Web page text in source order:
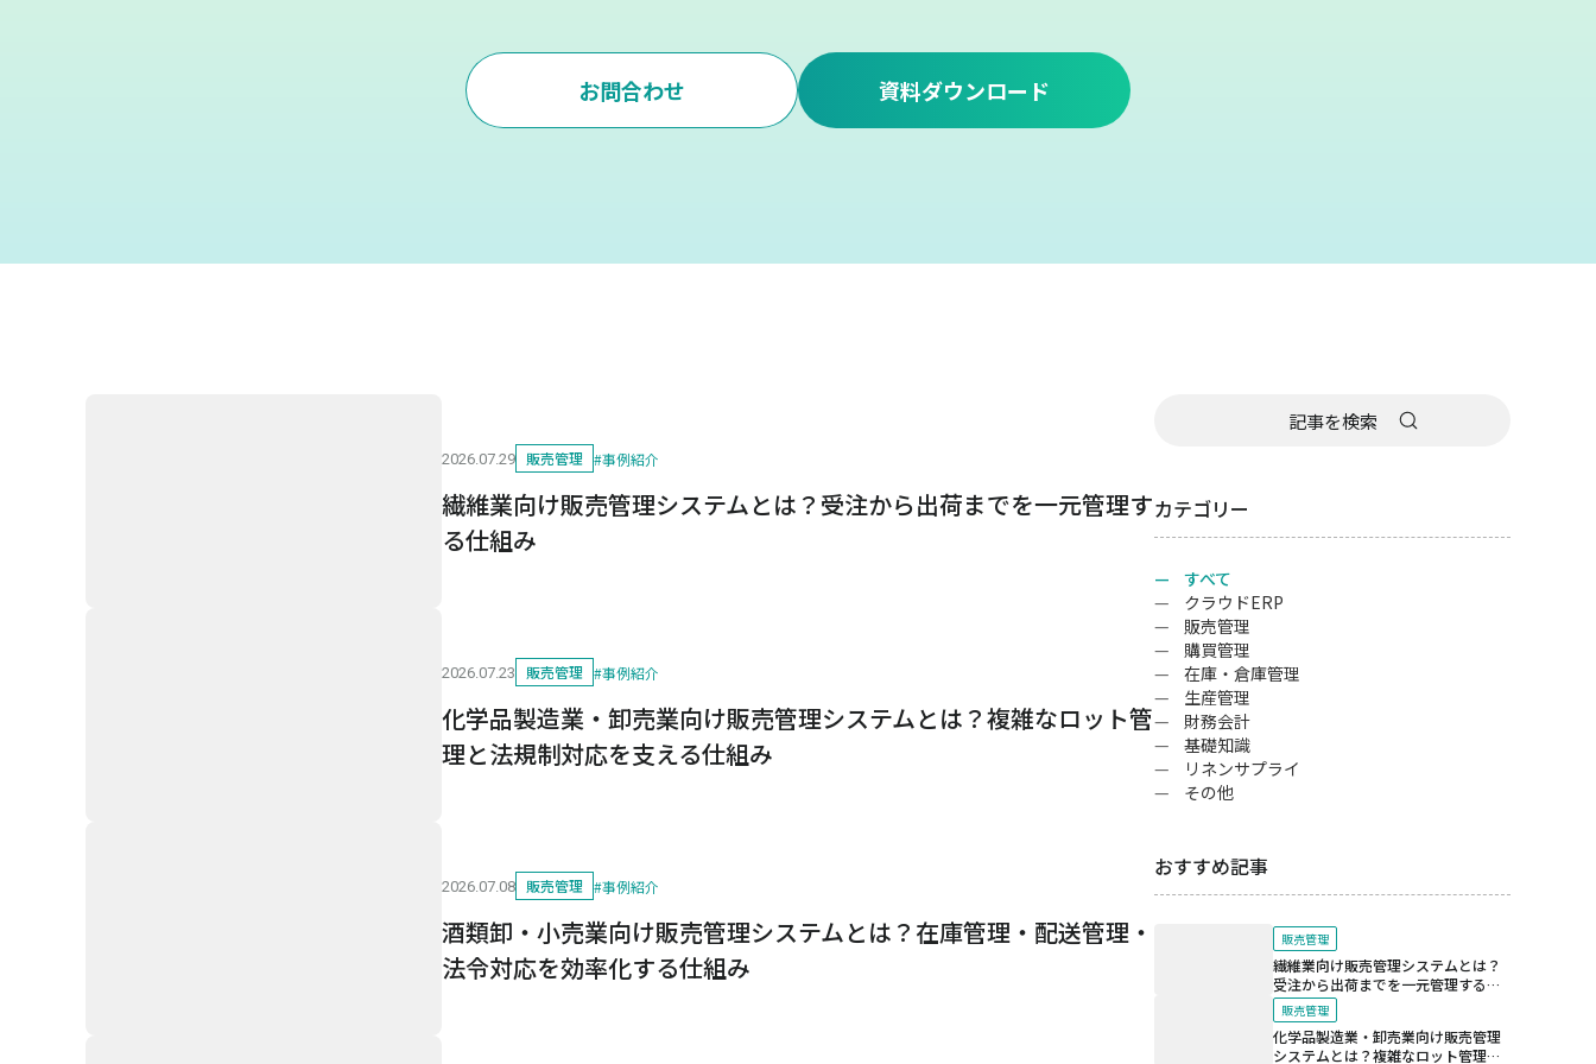
お問合わせ 資料ダウンロード
2026.07.29 販売管理 #事例紹介
繊維業向け販売管理システムとは？受注から出荷までを一元管理す
る仕組み
2026.07.23 販売管理 #事例紹介
化学品製造業・卸売業向け販売管理システムとは？複雑なロット管
理と法規制対応を支える仕組み
2026.07.08 販売管理 #事例紹介
酒類卸・小売業向け販売管理システムとは？在庫管理・配送管理・
法令対応を効率化する仕組み
カテゴリー
すべて
クラウドERP
販売管理
購買管理
在庫・倉庫管理
生産管理
財務会計
基礎知識
リネンサプライ
その他
おすすめ記事
販売管理
繊維業向け販売管理システムとは？
受注から出荷までを一元管理する仕
組み
販売管理
化学品製造業・卸売業向け販売管理
システムとは？複雑なロット管理と